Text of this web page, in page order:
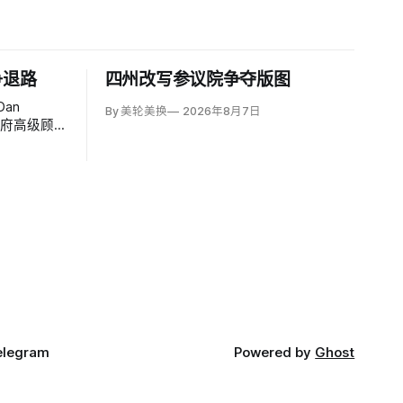
路
高级顾
四州改写参议院争夺版图
By 美轮美换 2026年8月7日
Powered by Ghost